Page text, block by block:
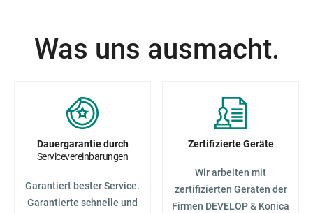
Was uns ausmacht.
Dauergarantie durch
Servicevereinbarungen
Garantiert bester Service.
Garantierte schnelle und
Zertifizierte Geräte
Wir arbeiten mit
zertifizierten Geräten der
Firmen DEVELOP & Konica